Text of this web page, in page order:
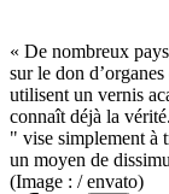
« De nombreux
sur le don
utilisent un vernis
connaît déjà la
" vise simplement à
un moyen de
(Image : / envato)